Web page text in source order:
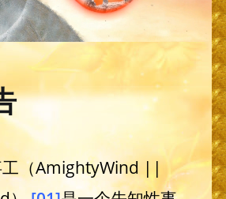
工（AmightyWind ||